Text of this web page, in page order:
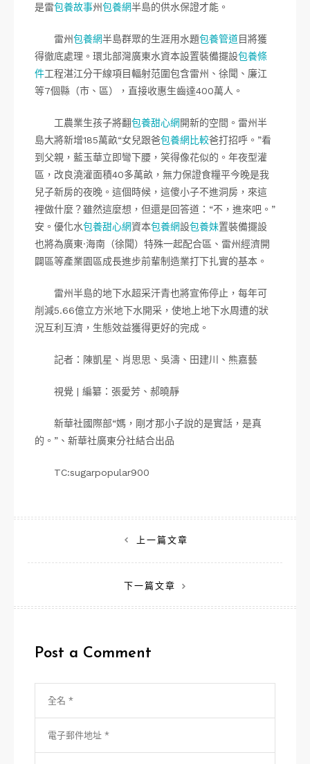
是雷包養故事州包養網半島的供水保證才能。
雷州包養網半島群眾的生涯用水題包養管道目將獲
得徹底處理。環北部灣廣東水資本設置裝備擺設包養條
件工程湛江分干線項目輻射范圍包含雷州、徐聞、廉江
等7個縣（市、區），直接收惠生齒達400萬人。
工農業生孩子將翻包養甜心網開新的空間。雷州半
島大將新增185萬畝“女兒跟爸包養網比較爸打招呼。”看
到父親，藍玉華立即彎下腰，笑得像花似的。年夜型灌
區，改良澆灌面積40多萬畝，無力保證食糧平今晚是我
兒子新房的夜晚。這個時候，這傻小子不進洞房，來這
裡做什麼？雖然這麼想，但還是回答道：“不，進來吧。”
安。優化水包養甜心網資本包養網設包養妹置裝備擺設
也將為廣東·海南（徐聞）特殊一起配合區、雷州經濟開
闢區等產業園區成長進步前輩制造業打下扎實的基本。
雷州半島的地下水超采汗青也將宣佈停止，每年可
削減5.66億立方米地下水開采，使地上地下水周遭的狀
況互利互濟，生態效益獲得更好的完成。
記者：陳凱星、肖思思、吳濤、田建川、熊嘉藝
視覺 | 編纂：張愛芳、郝曉靜
新華社國際部“媽，剛才那小子說的是實話，是真
的。”、新華社廣東分社結合出品
TC:sugarpopular900
章
上一篇文章
下一篇文章
Post a Comment